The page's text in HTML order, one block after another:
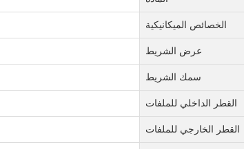
الخصائص الميكانيكية
عرض الشريط
سمك الشريط
القطر الداخلي للملفات
القطر الخارجي للملفات